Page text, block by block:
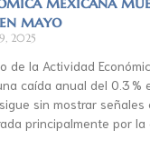
mayo
2025
de la Actividad
caída anual del 0.3 %
sin mostrar señales
principalmente por